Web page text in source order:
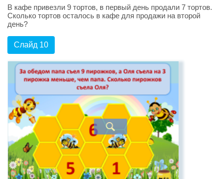
В кафе привезли 9 тортов, в первый день продали 7 тортов.
Сколько тортов осталось в кафе для продажи на второй
день?
Слайд 10